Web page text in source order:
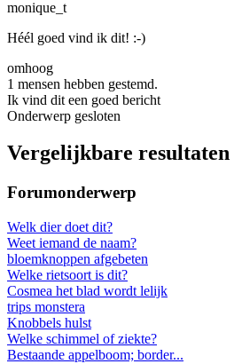
monique_t
Héél goed vind ik dit! :-)
omhoog
1 mensen hebben gestemd.
Ik vind dit een goed bericht
Onderwerp gesloten
Vergelijkbare resultaten
Forumonderwerp
Welk dier doet dit?
Weet iemand de naam?
bloemknoppen afgebeten
Welke rietsoort is dit?
Cosmea het blad wordt lelijk
trips monstera
Knobbels hulst
Welke schimmel of ziekte?
Bestaande appelboom; border...